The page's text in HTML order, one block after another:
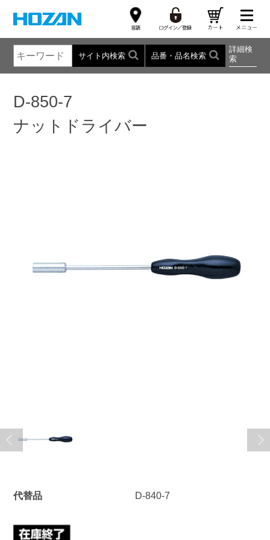
サイト内検索 品番・品名検索
詳細検
索
D-850-7
ナットドライバー
代替品 D-840-7